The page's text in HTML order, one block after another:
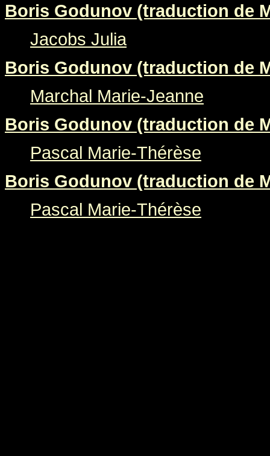
Boris Godunov (traduction de
Jacobs Julia
Boris Godunov (traduction de
Marchal Marie-Jeanne
Boris Godunov (traduction de
Pascal Marie-Thérèse
Boris Godunov (traduction de
Pascal Marie-Thérèse